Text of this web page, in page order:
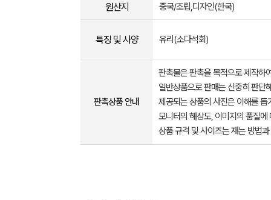
원산지 중국/조립,디자인(한국)
특징 및 사양 유리(소다석회)
판촉상품 안내
판촉물은 판촉을 목적으로 제작하
일반상품으로 판매는 신중히 판단
제공되는 상품의 사진은 이해를
모니터의 해상도, 이미지의 품질
상품 규격 및 사이즈는 재는 방법